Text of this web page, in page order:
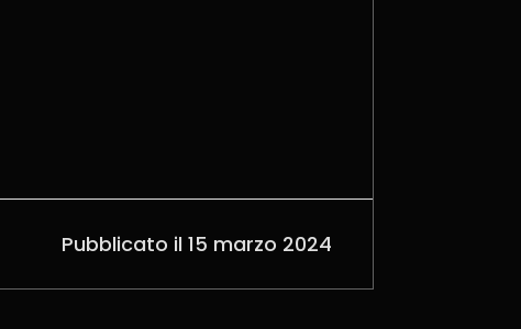
Pubblicato il 15 marzo 2024